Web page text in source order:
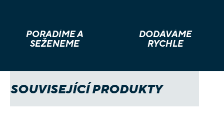
PORADÍME A
SEŽENEME
DODÁVÁME
RYCHLE
SOUVISEJÍCÍ PRODUKTY